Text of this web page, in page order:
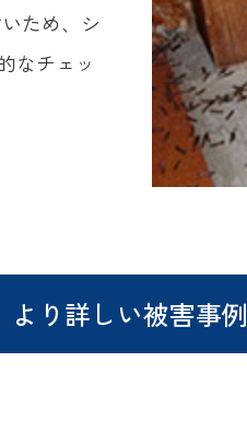
ため、シ
なチェッ
より詳しい被害事例